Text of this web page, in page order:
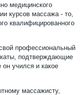
медицинского
курсов массажа - то,
квалифицированного
профессиональный
подтверждающие
он учился и какое
массажисту,